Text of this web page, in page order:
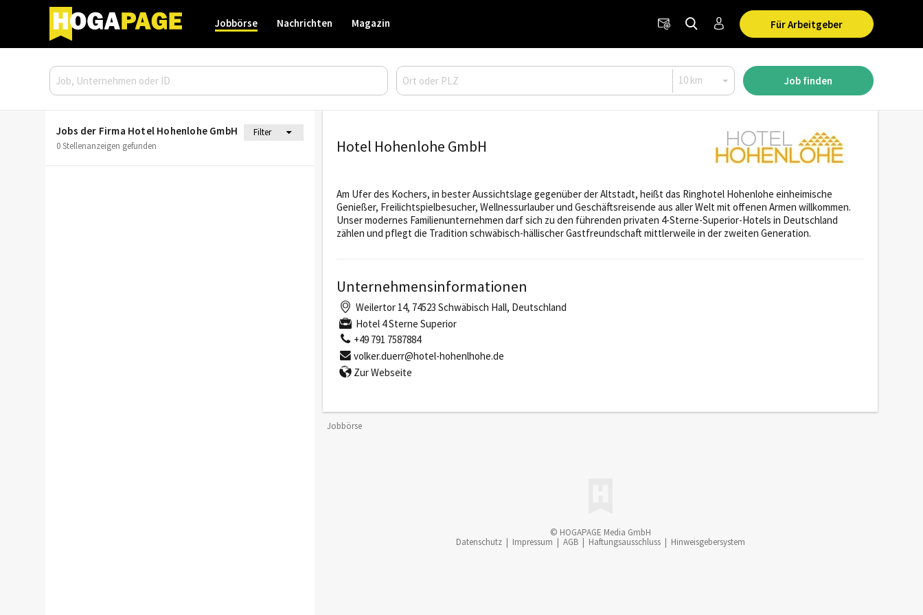
Für Arbeitgeber
Jobbörse Nachrichten Magazin
Job finden
Jobs der Firma Hotel Hohenlohe GmbH
Filter
0 Stellenanzeigen gefunden
Hotel Hohenlohe GmbH
Am Ufer des Kochers, in bester Aussichtslage gegenüber der Altstadt, heißt das Ringhotel Hohenlohe einheimische
Genießer, Freilichtspielbesucher, Wellnessurlauber und Geschäftsreisende aus aller Welt mit offenen Armen willkommen.
Unser modernes Familienunternehmen darf sich zu den führenden privaten 4-Sterne-Superior-Hotels in Deutschland
zählen und pflegt die Tradition schwäbisch-hällischer Gastfreundschaft mittlerweile in der zweiten Generation.
Unternehmensinformationen
Weilertor 14, 74523 Schwäbisch Hall, Deutschland
Hotel 4 Sterne Superior
+49 791 7587884
volker.duerr@hotel-hohenlhohe.de
Zur Webseite
Jobbörse
© HOGAPAGE Media GmbH
Datenschutz
Impressum AGB Haftungsausschluss Hinweisgebersystem